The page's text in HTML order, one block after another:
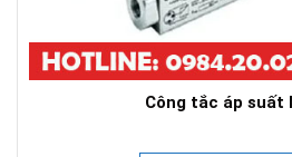
Công tắc áp suất